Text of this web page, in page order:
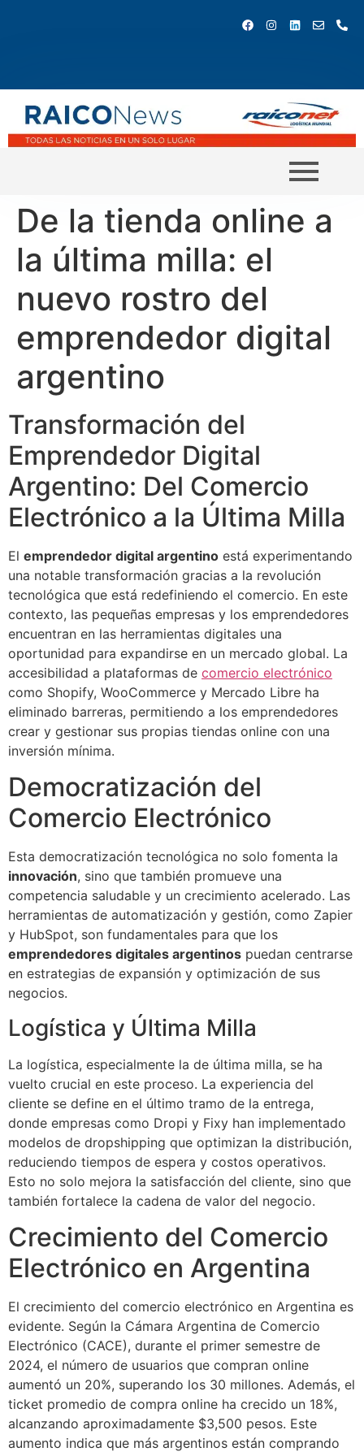
De la tienda online a
la última milla: el
nuevo rostro del
emprendedor digital
argentino
Transformación del
Emprendedor Digital
Argentino: Del Comercio
Electrónico a la Última Milla
El emprendedor digital argentino está experimentando
una notable transformación gracias a la revolución
tecnológica que está redefiniendo el comercio. En este
contexto, las pequeñas empresas y los emprendedores
encuentran en las herramientas digitales una
oportunidad para expandirse en un mercado global. La
accesibilidad a plataformas de comercio electrónico
como Shopify, WooCommerce y Mercado Libre ha
eliminado barreras, permitiendo a los emprendedores
crear y gestionar sus propias tiendas online con una
inversión mínima.
Democratización del
Comercio Electrónico
Esta democratización tecnológica no solo fomenta la
innovación, sino que también promueve una
competencia saludable y un crecimiento acelerado. Las
herramientas de automatización y gestión, como Zapier
y HubSpot, son fundamentales para que los
emprendedores digitales argentinos puedan centrarse
en estrategias de expansión y optimización de sus
negocios.
Logística y Última Milla
La logística, especialmente la de última milla, se ha
vuelto crucial en este proceso. La experiencia del
cliente se define en el último tramo de la entrega,
donde empresas como Dropi y Fixy han implementado
modelos de dropshipping que optimizan la distribución,
reduciendo tiempos de espera y costos operativos.
Esto no solo mejora la satisfacción del cliente, sino que
también fortalece la cadena de valor del negocio.
Crecimiento del Comercio
Electrónico en Argentina
El crecimiento del comercio electrónico en Argentina es
evidente. Según la Cámara Argentina de Comercio
Electrónico (CACE), durante el primer semestre de
2024, el número de usuarios que compran online
aumentó un 20%, superando los 30 millones. Además, el
ticket promedio de compra online ha crecido un 18%,
alcanzando aproximadamente $3,500 pesos. Este
aumento indica que más argentinos están comprando